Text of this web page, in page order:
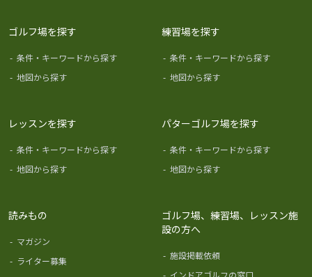
ゴルフ場を探す
- 条件・キーワードから探す
- 地図から探す
練習場を探す
- 条件・キーワードから探す
- 地図から探す
レッスンを探す
- 条件・キーワードから探す
- 地図から探す
パターゴルフ場を探す
- 条件・キーワードから探す
- 地図から探す
読みもの
- マガジン
- ライター募集
ゴルフ場、練習場、レッスン施
設の方へ
- 施設掲載依頼
- インドアゴルフの窓口